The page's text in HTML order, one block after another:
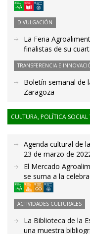
DIVULGACIÓN
La Feria
finalistas de su
TRANSFERENCIA E
Boletín semanal de
Zaragoza
CULTURA, POLÍTICA SOCIAL
Agenda cultural de
23 de marzo de
El Mercado
se suma a la
ACTIVIDADES CULTURALES
La Biblioteca de la
una muestra